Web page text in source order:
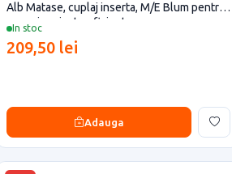
In stoc
Alb Matase, cuplaj inserta, M/E Blum pentru
casa si proiecte eficiente
209,50 lei
Adauga